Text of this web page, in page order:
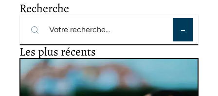
Recherche
Les plus récents